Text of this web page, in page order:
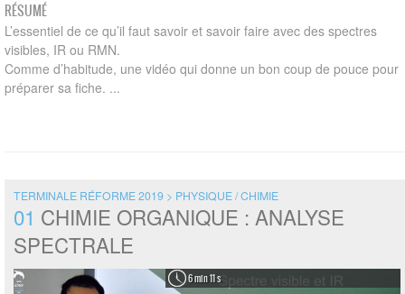
RÉSUMÉ
L’essentiel de ce qu’il faut savoir et savoir faire avec des spectres
visibles, IR ou RMN.
Comme d’habitude, une vidéo qui donne un bon coup de pouce pour
préparer sa fiche. ...
TERMINALE RÉFORME 2019 > PHYSIQUE / CHIMIE
01 CHIMIE ORGANIQUE : ANALYSE
SPECTRALE
6 min 11 s